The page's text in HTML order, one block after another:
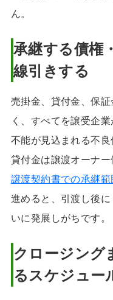
ん。
承継する債権
線引きする
売掛金、貸付金、保
く、すべてを譲受企
不能が見込まれる不
貸付金は譲渡オーナ
譲渡契約書での承継範
進めると、引渡し後
いに発展しがちです。
クロージング
るスケジュー